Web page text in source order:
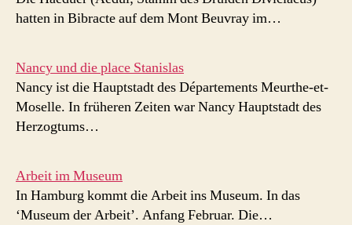
hatten in Bibracte auf dem Mont Beuvray im…
Nancy und die place Stanislas
Nancy ist die Hauptstadt des Départements Meurthe-et-
Moselle. In früheren Zeiten war Nancy Hauptstadt des
Herzogtums…
Arbeit im Museum
In Hamburg kommt die Arbeit ins Museum. In das
‘Museum der Arbeit’. Anfang Februar. Die…